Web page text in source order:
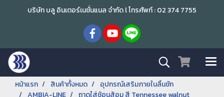
บริษัท บลู อินเตอร์เนชั่นแนล จำกัด l โทรศัพท์ : 02 374 7755
หน้าแรก สินค้าทั้งหมด
อุปกรณ์เสริมภายในลิ้นชัก
AMBIA-LINE
ถาดใส่ช้อนส้อม สี Tennessee walnut